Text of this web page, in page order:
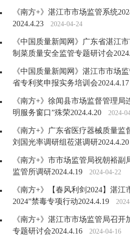
《南方+》湛江市市场监管系统
2024.4.23
2024-04-24
《中国质量新闻网》广东省湛江
制菜质量安全监管专题研讨会
《中国质量新闻网》湛江市市场
省专利奖申报实务培训会2024.4.17
《南方+》徐闻县市场监督管理局
明服务窗口”殊荣2024.4.20
2024-
《南方+》广东省医疗器械质量
刘国光率调研组莅湛调研2024.4.20
《南方+》市市场监管局祝朝裕
监管所调研2024.4.19
2024-04-22
《南方+》【春风利剑2024】湛江
2024”禁毒专项行动2024.4.19
《南方+》湛江市市场监管局召
专题研讨会2024.4.16
2024-04-16